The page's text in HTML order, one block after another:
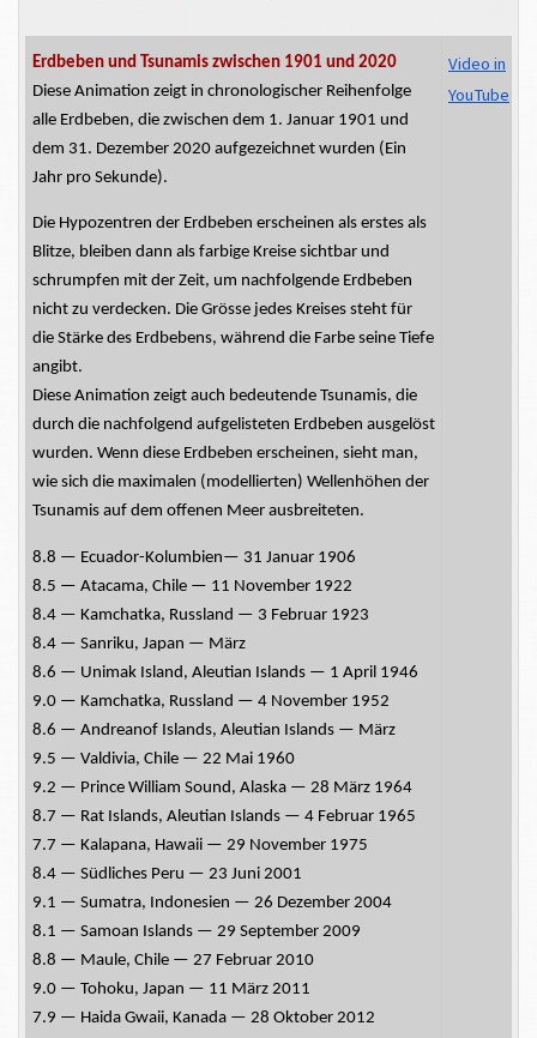
Erdbeben und Tsunamis zwischen 1901 und 2020
Diese Animation zeigt in chronologischer Reihenfolge
alle Erdbeben, die zwischen dem 1. Januar 1901 und
dem 31. Dezember 2020 aufgezeichnet wurden (Ein
Jahr pro Sekunde).
Die Hypozentren der Erdbeben erscheinen als erstes als
Blitze, bleiben dann als farbige Kreise sichtbar und
schrumpfen mit der Zeit, um nachfolgende Erdbeben
nicht zu verdecken. Die Grösse jedes Kreises steht für
die Stärke des Erdbebens, während die Farbe seine Tiefe
angibt.
Diese Animation zeigt auch bedeutende Tsunamis, die
durch die nachfolgend aufgelisteten Erdbeben ausgelöst
wurden. Wenn diese Erdbeben erscheinen, sieht man,
wie sich die maximalen (modellierten) Wellenhöhen der
Tsunamis auf dem offenen Meer ausbreiteten.
8.8 — Ecuador-Kolumbien— 31 Januar 1906
8.5 — Atacama, Chile — 11 November 1922
8.4 — Kamchatka, Russland — 3 Februar 1923
8.4 — Sanriku, Japan — März
8.6 — Unimak Island, Aleutian Islands — 1 April 1946
9.0 — Kamchatka, Russland — 4 November 1952
8.6 — Andreanof Islands, Aleutian Islands — März
9.5 — Valdivia, Chile — 22 Mai 1960
9.2 — Prince William Sound, Alaska — 28 März 1964
8.7 — Rat Islands, Aleutian Islands — 4 Februar 1965
7.7 — Kalapana, Hawaii — 29 November 1975
8.4 — Südliches Peru — 23 Juni 2001
9.1 — Sumatra, Indonesien — 26 Dezember 2004
8.1 — Samoan Islands — 29 September 2009
8.8 — Maule, Chile — 27 Februar 2010
9.0 — Tohoku, Japan — 11 März 2011
7.9 — Haida Gwaii, Kanada — 28 Oktober 2012
Video in
YouTube